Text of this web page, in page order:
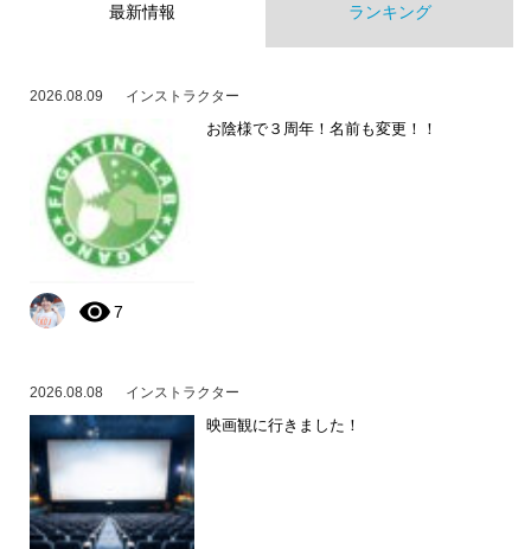
最新情報 ランキング
2026.08.09 インストラクター
お陰様で３周年！名前も変更！！
7
2026.08.08 インストラクター
映画観に行きました！